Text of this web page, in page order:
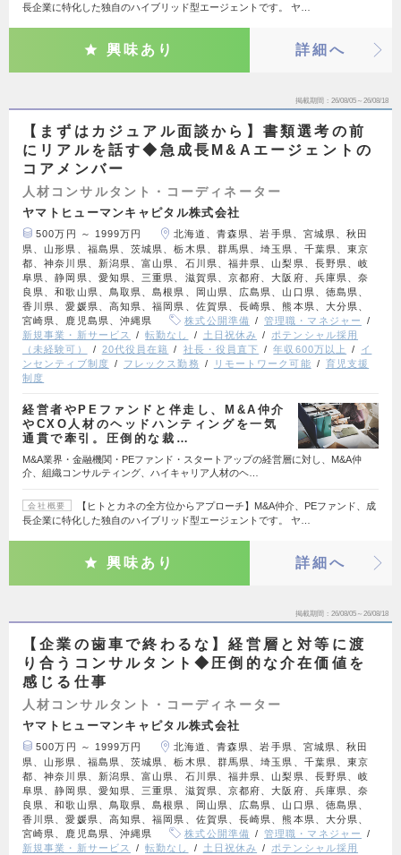
長企業に特化した独自のハイブリッド型エージェントです。 ヤ…
興味あり 詳細へ
掲載期間 26/08/05～26/08/18
【まずはカジュアル面談から】書類選考の前
にリアルを話す◆急成長M&Aエージェントの
コアメンバー
人材コンサルタント・コーディネーター
ヤマトヒューマンキャピタル株式会社
500万円 ～ 1999万円
北海道、青森県、岩手県、宮城県、秋田
県、山形県、福島県、茨城県、栃木県、群馬県、埼玉県、千葉県、東京
都、神奈川県、新潟県、富山県、石川県、福井県、山梨県、長野県、岐
阜県、静岡県、愛知県、三重県、滋賀県、京都府、大阪府、兵庫県、奈
良県、和歌山県、鳥取県、島根県、岡山県、広島県、山口県、徳島県、
香川県、愛媛県、高知県、福岡県、佐賀県、長崎県、熊本県、大分県、
宮崎県、鹿児島県、沖縄県
株式公開準備
管理職・マネジャー
新規事業・新サービス
転勤なし 土日祝休み
ポテンシャル採用
（未経験可）
20代役員在籍 社長・役員直下 年収600万以上
イ
ンセンティブ制度
フレックス勤務 リモートワーク可能
育児支援
制度
経営者やPEファンドと伴走し、M&A仲介
やCXO人材のヘッドハンティングを一気
通貫で牽引。圧倒的な裁…
M&A業界・金融機関・PEファンド・スタートアップの経営層に対し、M&A仲
介、組織コンサルティング、ハイキャリア人材のヘ…
会社概要
【ヒトとカネの全方位からアプローチ】M&A仲介、PEファンド、成
長企業に特化した独自のハイブリッド型エージェントです。 ヤ…
興味あり 詳細へ
掲載期間 26/08/05～26/08/18
【企業の歯車で終わるな】経営層と対等に渡
り合うコンサルタント◆圧倒的な介在価値を
感じる仕事
人材コンサルタント・コーディネーター
ヤマトヒューマンキャピタル株式会社
500万円 ～ 1999万円
北海道、青森県、岩手県、宮城県、秋田
県、山形県、福島県、茨城県、栃木県、群馬県、埼玉県、千葉県、東京
都、神奈川県、新潟県、富山県、石川県、福井県、山梨県、長野県、岐
阜県、静岡県、愛知県、三重県、滋賀県、京都府、大阪府、兵庫県、奈
良県、和歌山県、鳥取県、島根県、岡山県、広島県、山口県、徳島県、
香川県、愛媛県、高知県、福岡県、佐賀県、長崎県、熊本県、大分県、
宮崎県、鹿児島県、沖縄県
株式公開準備
管理職・マネジャー
新規事業・新サービス
転勤なし 土日祝休み
ポテンシャル採用